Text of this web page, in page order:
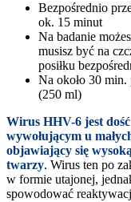
Bezpośrednio
ok. 15 minut
Na badanie
musisz być na
posiłku
Na około 30
(250 ml)
Wirus HHV-6 jest
wywołującym u
objawiający się
twarzy. Wirus ten po
w formie utajonej,
spowodować